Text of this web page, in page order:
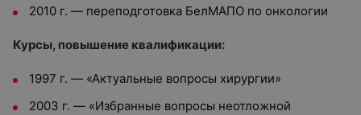
2010 г. — переподготовка БелМАПО по онкологии
Курсы, повышение квалификации:
1997 г. — «Актуальные вопросы хирургии»
2003 г. — «Избранные вопросы неотложной